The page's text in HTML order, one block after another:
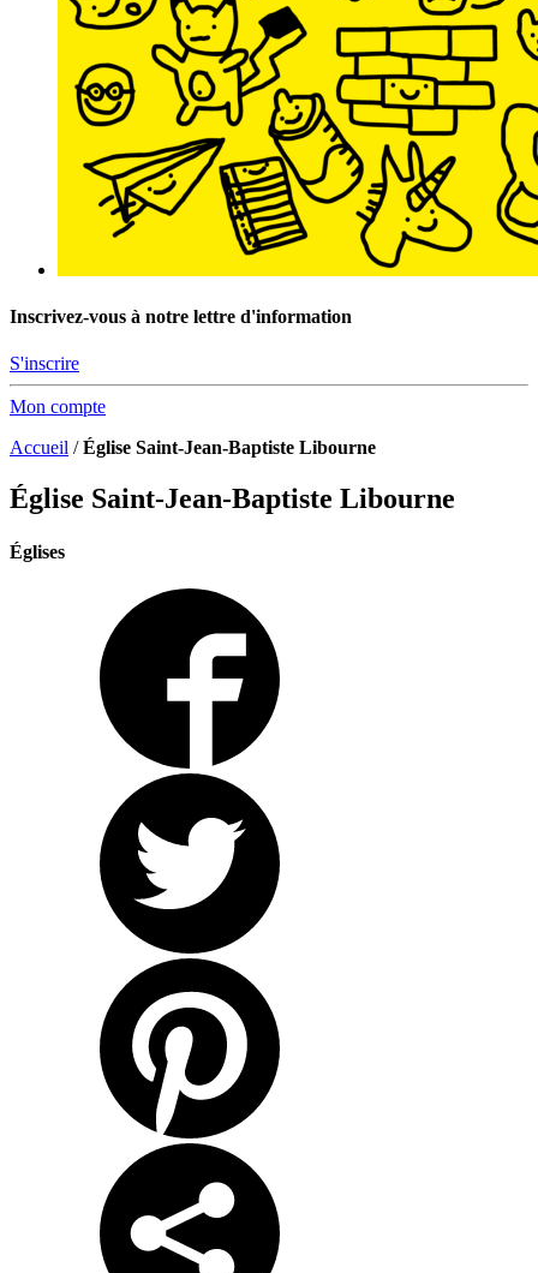
Inscrivez-vous à notre lettre d'information
S'inscrire
Mon compte
Accueil /Église Saint-Jean-Baptiste Libourne
Église Saint-Jean-Baptiste Libourne
Églises